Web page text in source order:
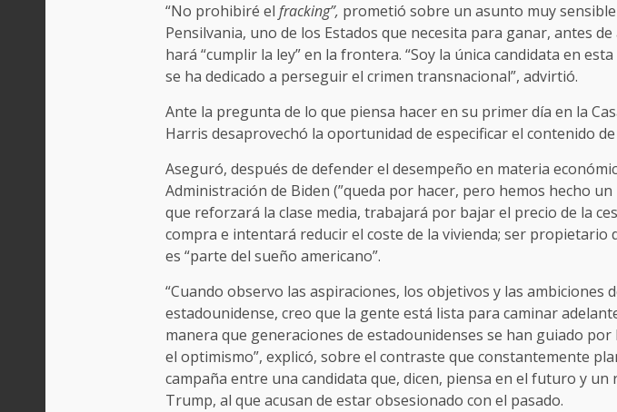
“No prohibiré el fracking”, prometió sobre un asunto muy
Pensilvania, uno de los Estados que necesita para ganar, antes
hará “cumplir la ley” en la frontera. “Soy la única candidata en
se ha dedicado a perseguir el crimen transnacional”, advirtió.
Ante la pregunta de lo que piensa hacer en su primer día en la
Harris desaprovechó la oportunidad de especificar el contenido
Aseguró, después de defender el desempeño en materia
Administración de Biden (”queda por hacer, pero hemos hecho
que reforzará la clase media, trabajará por bajar el precio de la
compra e intentará reducir el coste de la vivienda; ser propietario
es “parte del sueño americano”.
“Cuando observo las aspiraciones, los objetivos y las ambiciones
estadounidense, creo que la gente está lista para caminar
manera que generaciones de estadounidenses se han guiado por
el optimismo”, explicó, sobre el contraste que constantemente
campaña entre una candidata que, dicen, piensa en el futuro y un
Trump, al que acusan de estar obsesionado con el pasado.